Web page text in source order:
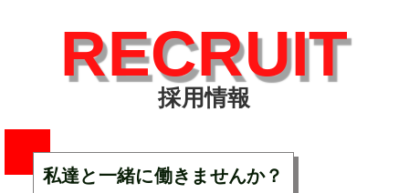
採用情報
RECRUIT
私達と一緒に働きませんか？